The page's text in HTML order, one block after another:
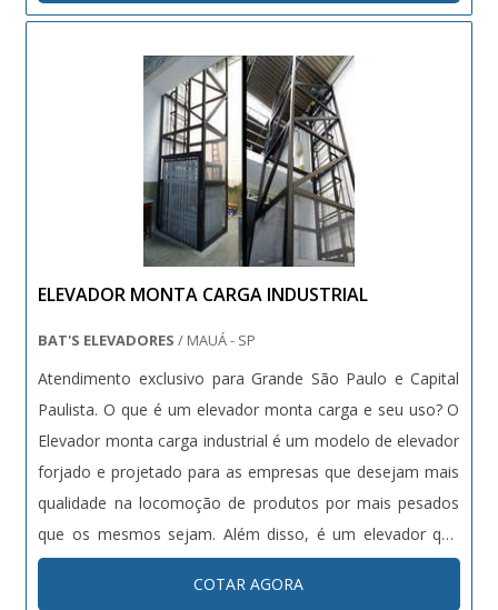
Guilhotina. - Portas...
ELEVADOR MONTA CARGA INDUSTRIAL
BAT'S ELEVADORES/ MAUÁ - SP
Atendimento exclusivo para Grande São Paulo e Capital
Paulista. O que é um elevador monta carga e seu uso? O
Elevador monta carga industrial é um modelo de elevador
forjado e projetado para as empresas que desejam mais
qualidade na locomoção de produtos por mais pesados
que os mesmos sejam. Além disso, é um elevador que
traz mais agilidade e mobilidade para as indústrias
indenpendemente de seu segmento de atuação. B...
COTAR AGORA